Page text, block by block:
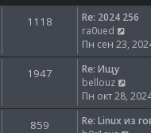
1118
Re: 2024 256
ra0ued
е
р
т
и
к
Пн сен 23,
1947
Re: Ищу
bellouz
е
р
е
Пн окт 28,
859
Re: Linux из